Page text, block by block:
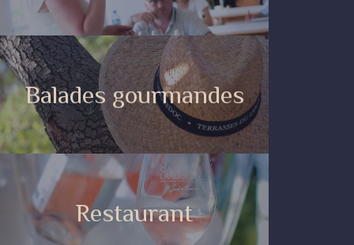
Balades gourmandes
Restaurant